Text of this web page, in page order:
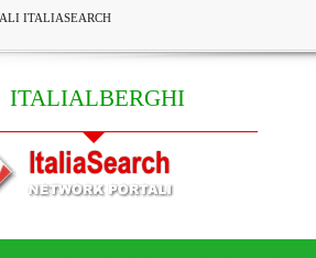
ITALIASEARCH
ITALIALBERGHI